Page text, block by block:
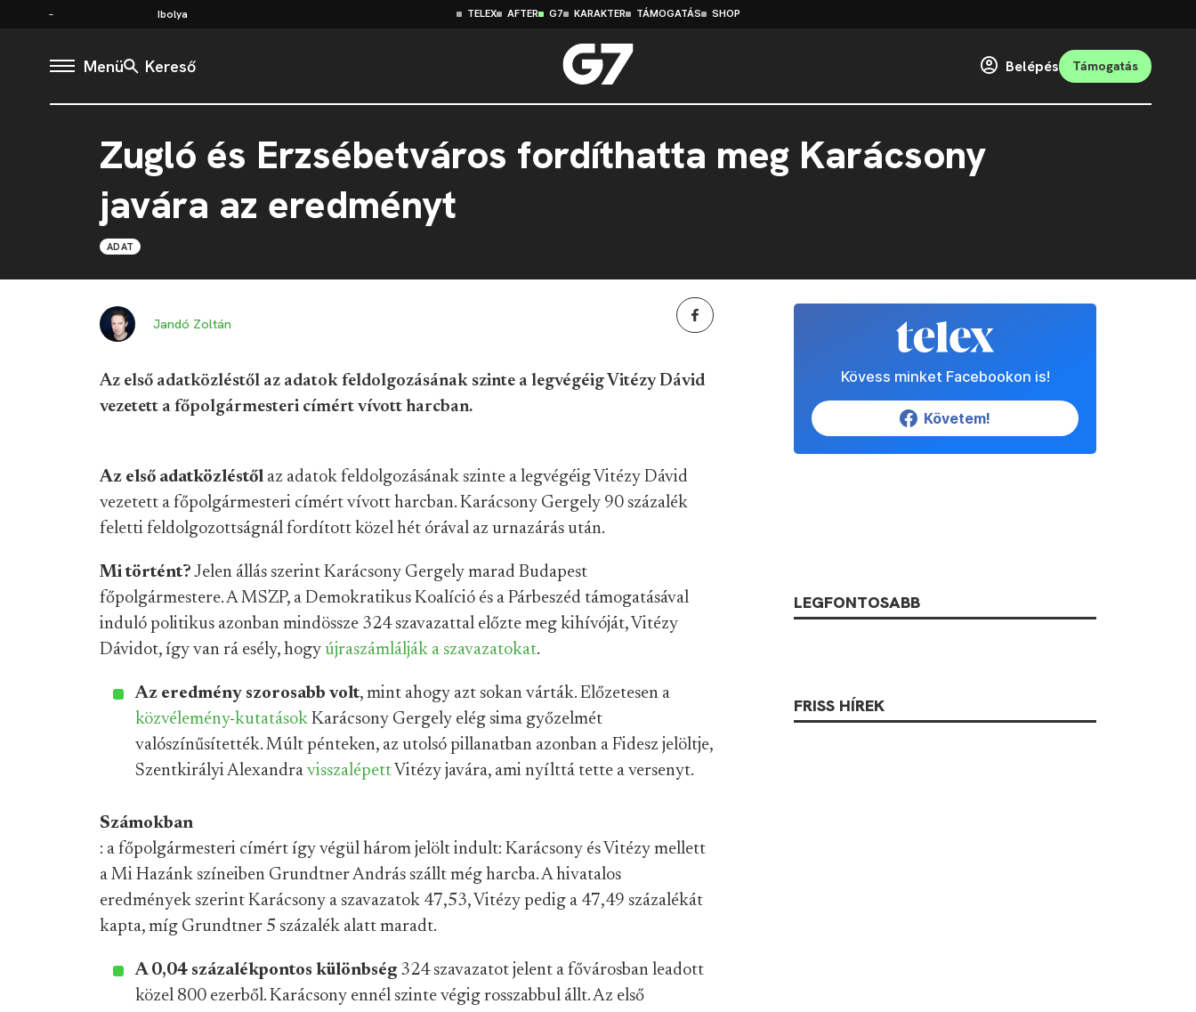
Ibolya TELEX AFTER G7 KARAKTER TÁMOGATÁS SHOP
Menü Kereső Belépés Támogatás
Zugló és Erzsébetváros fordíthatta meg Karácsony
javára az eredményt
ADAT
Jandó Zoltán
Az első adatközléstől az adatok feldolgozásának szinte a legvégéig Vitézy Dávid
vezetett a főpolgármesteri címért vívott harcban.
Az első adatközléstől az adatok feldolgozásának szinte a legvégéig Vitézy Dávid
vezetett a főpolgármesteri címért vívott harcban. Karácsony Gergely 90 százalék
feletti feldolgozottságnál fordított közel hét órával az urnazárás után.
Mi történt? Jelen állás szerint Karácsony Gergely marad Budapest
főpolgármestere. A MSZP, a Demokratikus Koalíció és a Párbeszéd támogatásával
induló politikus azonban mindössze 324 szavazattal előzte meg kihívóját, Vitézy
Dávidot, így van rá esély, hogy újraszámlálják a szavazatokat.
Az eredmény szorosabb volt, mint ahogy azt sokan várták. Előzetesen a
közvélemény-kutatások Karácsony Gergely elég sima győzelmét
valószínűsítették. Múlt pénteken, az utolsó pillanatban azonban a Fidesz jelöltje,
Szentkirályi Alexandra visszalépett Vitézy javára, ami nyílttá tette a versenyt.
Számokban
: a főpolgármesteri címért így végül három jelölt indult: Karácsony és Vitézy mellett
a Mi Hazánk színeiben Grundtner András szállt még harcba. A hivatalos
eredmények szerint Karácsony a szavazatok 47,53, Vitézy pedig a 47,49 százalékát
kapta, míg Grundtner 5 százalék alatt maradt.
A 0,04 százalékpontos különbség 324 szavazatot jelent a fővárosban leadott
közel 800 ezerből. Karácsony ennél szinte végig rosszabbul állt. Az első
Kövess minket Facebookon is!
Követem!
LEGFONTOSABB
FRISS HÍREK